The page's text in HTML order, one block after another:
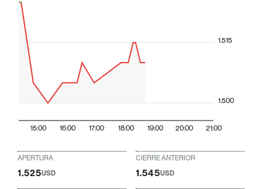
15:00 16:00 17:00 18:00 19:00 20:00 21:00
1.500
1.515
APERTURA
1.525USD
CIERRE ANTERIOR
1.545USD